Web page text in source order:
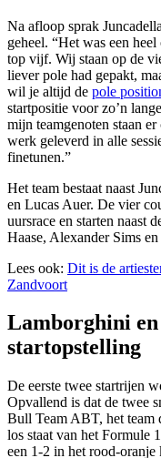
Na afloop sprak
geheel. “Het was een
top vijf. Wij staan op de
liever pole had gepakt,
wil je altijd de pole
startpositie voor zo’n
mijn teamgenoten staan
werk geleverd in alle
finetunen.”
Het team bestaat naast
en Lucas Auer. De vier
uursrace en starten naast
Haase, Alexander Sims
Lees ook: Dit is de
Zandvoort
Lamborghini
startopstelling
De eerste twee startrijen
Opvallend is dat de twee
Bull Team ABT, het team
los staat van het Formule
een 1-2 in het rood-oranje